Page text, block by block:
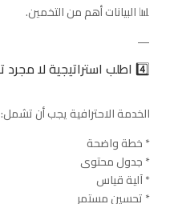
📊 البيانات أهم من التخمين.
—
4️⃣ اطلب استراتيجية لا مجرد تنفيذ
الخدمة الاحترافية يجب أن تشمل:
* خطة واضحة
* جدول محتوى
* آلية قياس
* تحسين مستمر